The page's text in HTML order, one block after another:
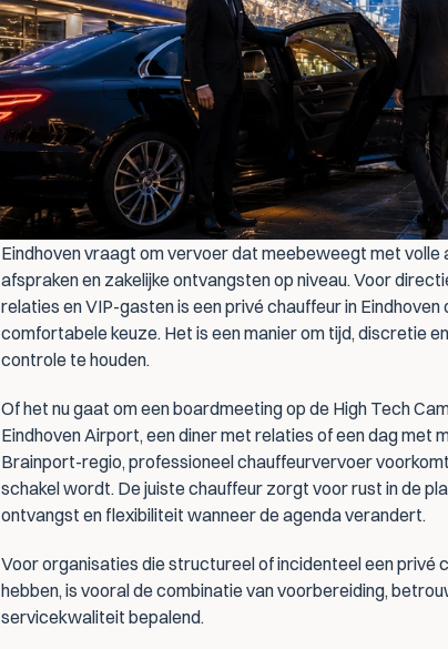
Eindhoven vraagt om vervoer dat meebeweegt met volle
afspraken en zakelijke ontvangsten op niveau. Voor
relaties en VIP-gasten is een privé chauffeur in
comfortabele keuze. Het is een manier om tijd, discretie
controle te houden.
Of het nu gaat om een boardmeeting op de High Tech
Eindhoven Airport, een diner met relaties of een dag met
Brainport-regio, professioneel chauffeurvervoer
schakel wordt. De juiste chauffeur zorgt voor rust in de
ontvangst en flexibiliteit wanneer de agenda verandert.
Voor organisaties die structureel of incidenteel een privé
hebben, is vooral de combinatie van voorbereiding,
servicekwaliteit bepalend.